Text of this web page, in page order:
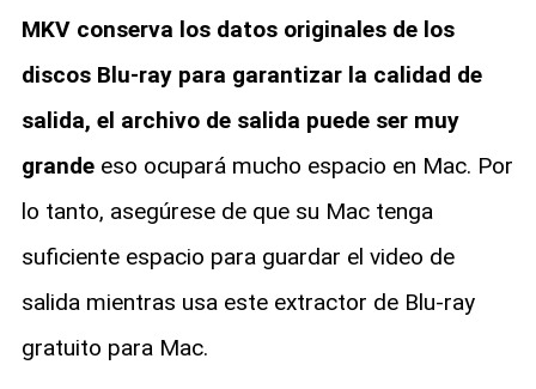
MKV conserva los datos originales de los
discos Blu-ray para garantizar la calidad de
salida, el archivo de salida puede ser muy
grandeeso ocupará mucho espacio en Mac. Por
lo tanto, asegúrese de que su Mac tenga
suficiente espacio para guardar el video de
salida mientras usa este extractor de Blu-ray
gratuito para Mac.